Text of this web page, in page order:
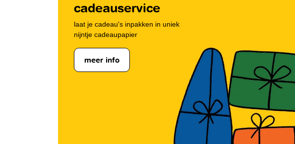
cadeauservice
laat je cadeau's inpakken in uniek
nijntje cadeaupapier
meer info